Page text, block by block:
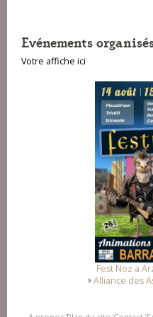
Evénements
Votre affiche ici
Fest Noz a
Alliance des